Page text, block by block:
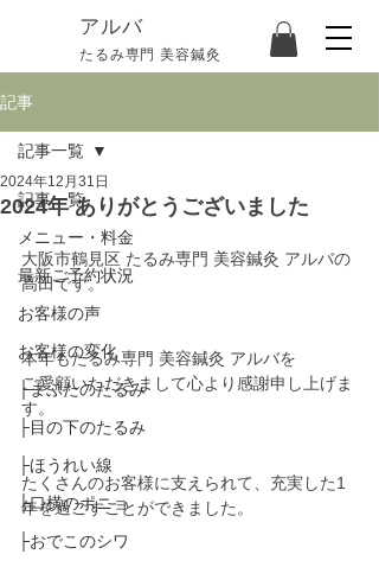
​アルバ
たるみ専門 美容鍼灸
記事
記事一覧
メニュー・料金
最新ご予約状況
お客様の声
お客様の変化
├まぶたのたるみ
├目の下のたるみ
├ほうれい線
├口横のポニョ
├おでこのシワ
記事一覧
2024年 ありがとうございました
2024年12月31日
大阪市鶴見区 たるみ専門 美容鍼灸 アルバの
高田です。
本年もたるみ専門 美容鍼灸 アルバを
ご愛顧いただきまして心より感謝申し上げま
す。
たくさんのお客様に支えられて、充実した1
年を過ごすことができました。